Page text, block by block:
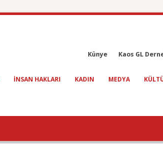
Künye Kaos GL
INSAN HAKLARI KADIN MEDYA